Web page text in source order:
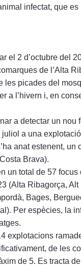
infectat, que
el 2 d’octubre del
de l’Alta
les picades del
a l’hivern i, en
a detectar un nou
a una
anat estenent, un
Brava).
un total de 57
(Alta Ribagorça,
Bages,
Per espècies, la
explotacions
de les
de 5. Es tracta